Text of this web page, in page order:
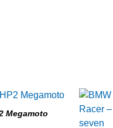
Megamoto